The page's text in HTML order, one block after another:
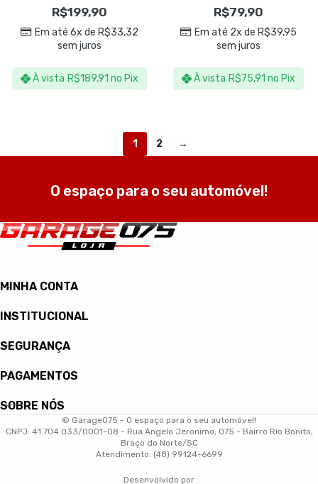
R$199,90
Em até 6x de R$33,32
sem juros
À vista R$189,91 no Pix
R$79,90
Em até 2x de R$39,95
sem juros
À vista R$75,91 no Pix
1 2 →
O espaço para o seu automóvel!
MINHA CONTA
INSTITUCIONAL
SEGURANÇA
PAGAMENTOS
SOBRE NÓS
© Garage075 - O espaço para o seu automóvel!
CNPJ: 41.704.033/0001-08 - Rua Angelo Jeronimo, 075 - Bairro Rio Bonito,
Braço do Norte/SC
Atendimento: (48) 99124-6699
Desenvolvido por